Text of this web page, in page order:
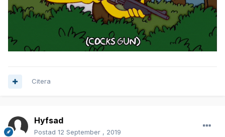
Citera
Hyfsad
Postad 12 September , 2019